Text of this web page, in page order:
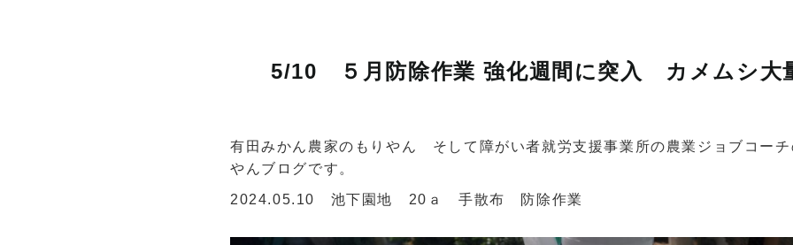
5/10 ５月防除作業 強化週間に突入 カメムシ大
有田みかん農家のもりやん そして障がい者就労支援事業所の農業ジョブコー
やんブログです。
2024.05.10 池下園地 20ａ 手散布 防除作業